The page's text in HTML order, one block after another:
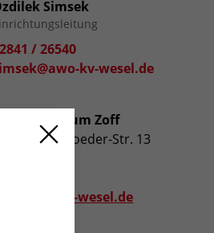
Simsek
/ 26540
kv-wesel.de
Jugendzentrum Zoff
Wilhelm-Schroeder-Str. 13
zoff@awo-kv-wesel.de